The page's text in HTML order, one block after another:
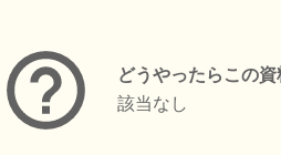
どうやったらこの
該当なし